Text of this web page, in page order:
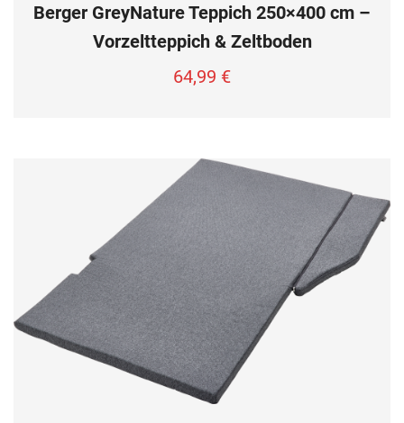
Berger GreyNature Teppich 250×400 cm –
Vorzeltteppich & Zeltboden
64,99 €